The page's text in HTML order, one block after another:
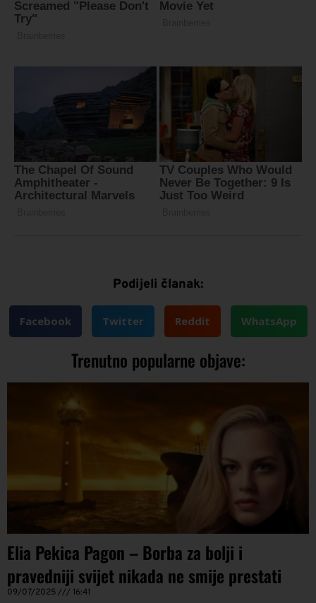
Podijeli članak:
Facebook Twitter Reddit WhatsApp
Trenutno popularne objave:
Elia Pekica Pagon – Borba za bolji i
pravedniji svijet nikada ne smije prestati
09/07/2025 16:41